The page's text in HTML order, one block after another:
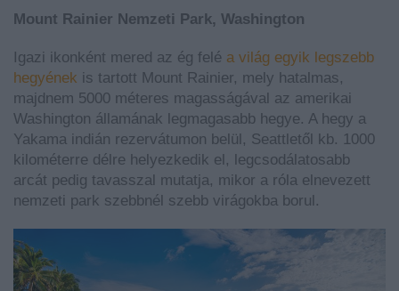
Mount Rainier Nemzeti Park, Washington
Igazi ikonként mered az ég felé a világ egyik legszebb
hegyének is tartott Mount Rainier, mely hatalmas,
majdnem 5000 méteres magasságával az amerikai
Washington államának legmagasabb hegye. A hegy a
Yakama indián rezervátumon belül, Seattletől kb. 1000
kilométerre délre helyezkedik el, legcsodálatosabb
arcát pedig tavasszal mutatja, mikor a róla elnevezett
nemzeti park szebbnél szebb virágokba borul.